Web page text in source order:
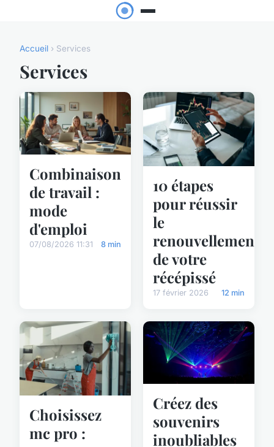
Accueil › Services
Services
Combinaison
de travail :
mode
d'emploi
07/08/2026 11:31 8 min
10 étapes
pour réussir
le
renouvellement
de votre
récépissé
17 février 2026 12 min
Choisissez
mc pro :
Créez des
souvenirs
inoubliables